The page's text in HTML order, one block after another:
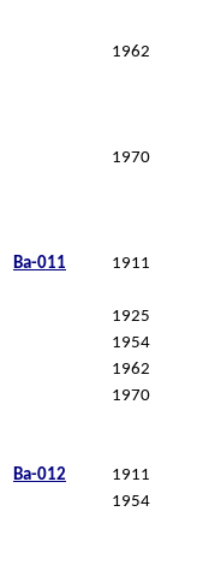
1962
1970
Ba-011 1911
1925
1954
1962
1970
Ba-012 1911
1954